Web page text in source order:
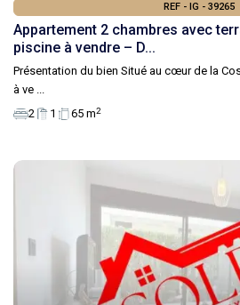
REF - IG - 39265
Appartement 2 chambres avec
piscine à vendre – D...
Présentation du bien Situé au cœur de la
à ve ...
2
1 65 m2